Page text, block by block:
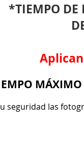
*TIEMPO DE
MÁXIMO
seguridad las